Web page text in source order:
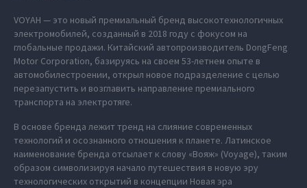
VOYAH — это новый премиальный бренд высокотехнологичных
электромобилей, созданный в 2018 году с фокусом на
глобальные продажи. Китайский автопроизводитель DongFeng
Motor Corporation, базируясь на своем 53-летнем опыте в
автомобилестроении, открыл новое подразделение с целью
перезапустить и возглавить направление премиального
транспорта на электротяге.
В основе бренда лежит тренд на слияние современных
технологий и осознанного отношения к планете. Латинское
наименование бренда отсылает к слову «Вояж» (Voyage), таким
образом символизируя начало путешествия в новую эру
технологических открытий в концепции Новая эра